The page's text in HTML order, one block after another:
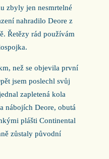
zbyly jen nesmrtelné
nahradilo Deore z
Řetězy rád používám
než se objevila první
jsem poslechl svůj
zapletená kola
nábojích Deore, obutá
plášti Continental
zůstaly původní